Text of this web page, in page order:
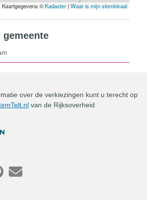
Kaartgegevens ©Kadaster |Waar is mijn stemlokaal
over de verkiezingen kunt u terecht op
van de Rijksoverheid